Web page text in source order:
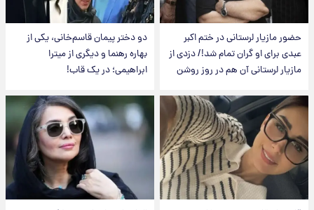
حضور مازیار لرستانی در ختم اکبر
عبدی برای او گران تمام شد!/ دزدی از
مازیار لرستانی آن هم در روز روشن
دو دختر پیمان قاسم‌خانی، یکی از
بهاره رهنما و دیگری از میترا
ابراهیمی؛ در یک قاب!